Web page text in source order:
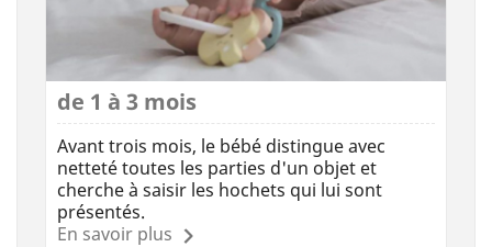
de 1 à 3 mois
Avant trois mois, le bébé distingue avec
netteté toutes les parties d'un objet et
cherche à saisir les hochets qui lui sont
présentés.
En savoir plus